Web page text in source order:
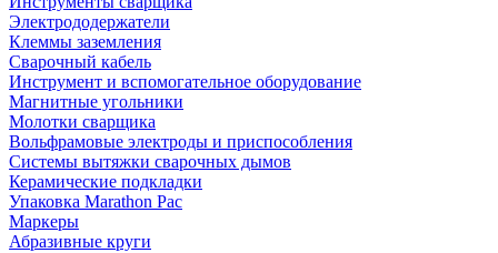
Электрододержатели
Клеммы заземления
Сварочный кабель
Инструмент и вспомогательное оборудование
Магнитные угольники
Молотки сварщика
Вольфрамовые электроды и приспособления
Системы вытяжки сварочных дымов
Керамические подкладки
Упаковка Marathon Pac
Маркеры
Абразивные круги